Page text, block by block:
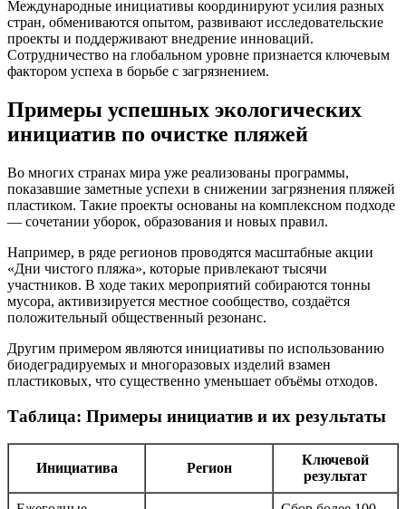
Международные инициативы координируют усилия разных
стран, обмениваются опытом, развивают исследовательские
проекты и поддерживают внедрение инноваций.
Сотрудничество на глобальном уровне признается ключевым
фактором успеха в борьбе с загрязнением.
Примеры успешных экологических
инициатив по очистке пляжей
Во многих странах мира уже реализованы программы,
показавшие заметные успехи в снижении загрязнения пляжей
пластиком. Такие проекты основаны на комплексном подходе
— сочетании уборок, образования и новых правил.
Например, в ряде регионов проводятся масштабные акции
«Дни чистого пляжа», которые привлекают тысячи
участников. В ходе таких мероприятий собираются тонны
мусора, активизируется местное сообщество, создаётся
положительный общественный резонанс.
Другим примером являются инициативы по использованию
биодеградируемых и многоразовых изделий взамен
пластиковых, что существенно уменьшает объёмы отходов.
Таблица: Примеры инициатив и их результаты
Инициатива Регион
Ключевой
результат